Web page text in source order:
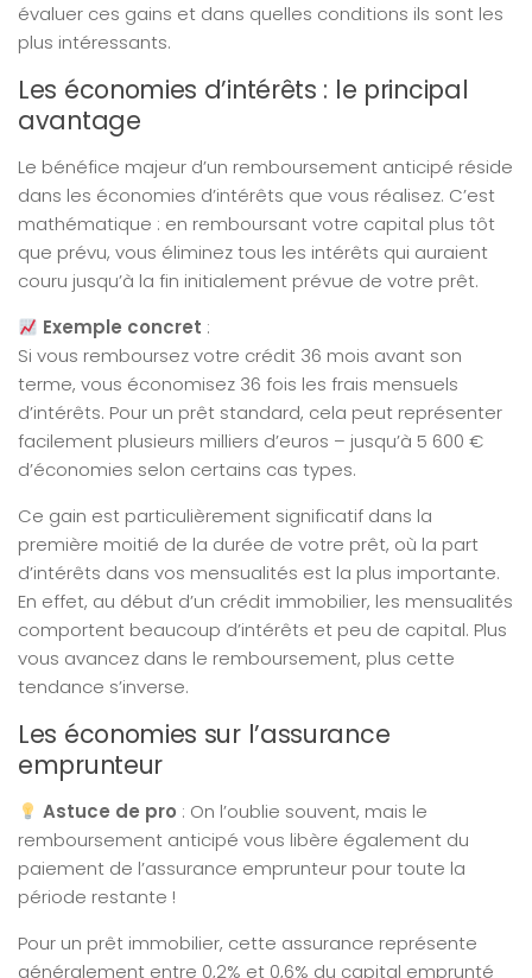
évaluer ces gains et dans quelles conditions ils sont les
plus intéressants.
Les économies d’intérêts : le principal
avantage
Le bénéfice majeur d’un remboursement anticipé réside
dans les économies d’intérêts que vous réalisez. C’est
mathématique : en remboursant votre capital plus tôt
que prévu, vous éliminez tous les intérêts qui auraient
couru jusqu’à la fin initialement prévue de votre prêt.
Exemple concret :
Si vous remboursez votre crédit 36 mois avant son
terme, vous économisez 36 fois les frais mensuels
d’intérêts. Pour un prêt standard, cela peut représenter
facilement plusieurs milliers d’euros – jusqu’à 5 600 €
d’économies selon certains cas types.
Ce gain est particulièrement significatif dans la
première moitié de la durée de votre prêt, où la part
d’intérêts dans vos mensualités est la plus importante.
En effet, au début d’un crédit immobilier, les mensualités
comportent beaucoup d’intérêts et peu de capital. Plus
vous avancez dans le remboursement, plus cette
tendance s’inverse.
Les économies sur l’assurance
emprunteur
Astuce de pro : On l’oublie souvent, mais le
remboursement anticipé vous libère également du
paiement de l’assurance emprunteur pour toute la
période restante !
Pour un prêt immobilier, cette assurance représente
généralement entre 0,2% et 0,6% du capital emprunté